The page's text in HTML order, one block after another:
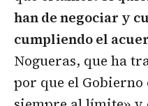
han de negociar y
cumpliendo el
Nogueras, que ha
por que el